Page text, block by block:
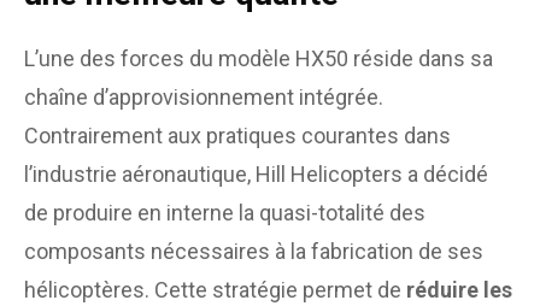
L’une des forces du modèle HX50 réside dans sa
chaîne d’approvisionnement intégrée.
Contrairement aux pratiques courantes dans
l’industrie aéronautique, Hill Helicopters a décidé
de produire en interne la quasi-totalité des
composants nécessaires à la fabrication de ses
hélicoptères. Cette stratégie permet de réduire les